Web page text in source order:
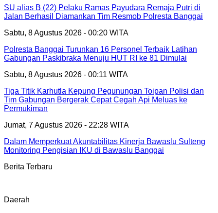
SU alias B (22) Pelaku Ramas Payudara Remaja Putri di
Jalan Berhasil Diamankan Tim Resmob Polresta Banggai
Sabtu, 8 Agustus 2026 - 00:20 WITA
Polresta Banggai Turunkan 16 Personel Terbaik Latihan
Gabungan Paskibraka Menuju HUT RI ke 81 Dimulai
Sabtu, 8 Agustus 2026 - 00:11 WITA
Tiga Titik Karhutla Kepung Pegunungan Toipan Polisi dan
Tim Gabungan Bergerak Cepat Cegah Api Meluas ke
Permukiman
Jumat, 7 Agustus 2026 - 22:28 WITA
Dalam Memperkuat Akuntabilitas Kinerja Bawaslu Sulteng
Monitoring Pengisian IKU di Bawaslu Banggai
Berita Terbaru
Daerah